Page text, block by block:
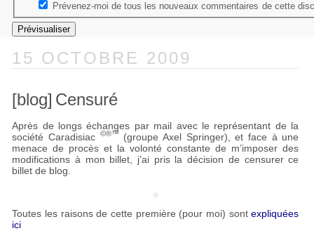
Prévenez-moi de tous les nouveaux commentaires de cette
15 OCTOBRE 2009
[blog] Censuré
Après de longs échanges par mail avec le représentant de la
société Caradisiac ©®™
(groupe Axel Springer), et face à une
menace de procès et la volonté constante de m’imposer des
modifications à mon billet, j’ai pris la décision de censurer ce
billet de blog.
Toutes les raisons de cette première (pour moi) sontexpliquées
ici